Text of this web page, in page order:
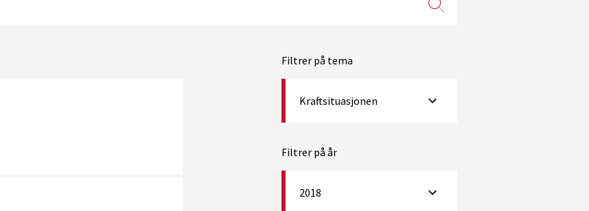
Filtrer på tema
Kraftsituasjonen
Filtrer på år
2018